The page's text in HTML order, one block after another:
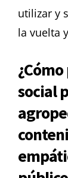
utilizar y
la vuelta
social